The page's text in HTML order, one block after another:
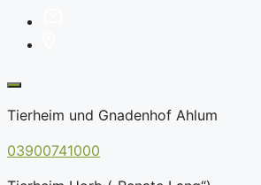
Tierheim und Gnadenhof Ahlum
03900741000